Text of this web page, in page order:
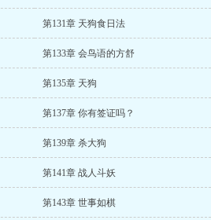
第131章 天狗食日法
第133章 会鸟语的方舒
第135章 天狗
第137章 你有签证吗？
第139章 杀大狗
第141章 战人斗妖
第143章 世事如棋